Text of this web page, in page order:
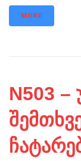
MORE
N503 –